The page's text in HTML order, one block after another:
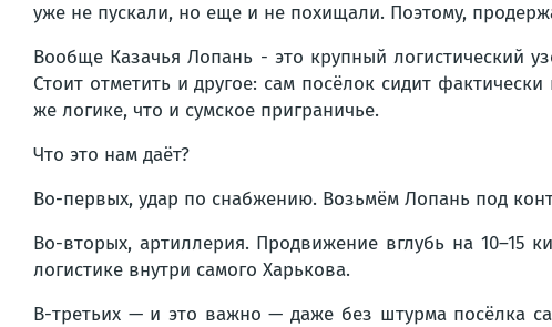
уже не пускали, но еще и не похищали. Поэтому,
Вообще Казачья Лопань - это крупный логистический
Стоит отметить и другое: сам посёлок сидит
же логике, что и сумское приграничье.
Что это нам даёт?
Во-первых, удар по снабжению. Возьмём Лопань под
Во-вторых, артиллерия. Продвижение вглубь на
логистике внутри самого Харькова.
В-третьих — и это важно — даже без штурма посёлка